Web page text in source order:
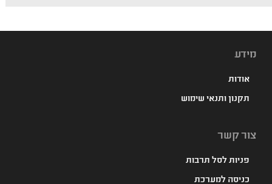
מידע
אודות
תקנון ותנאי שימוש
צור קשר
פניות לסל תרבות
כניסה למערכת